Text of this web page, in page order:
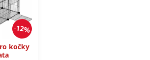
12%
kočky